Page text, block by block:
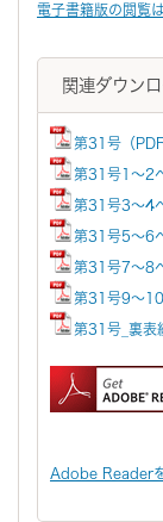
電子書籍版の閲覧
関連ダウン
第31号（
第31号1～2
第31号3～4
第31号5～6
第31号7～8
第31号9～10
第31号_裏表
Adobe Readerを